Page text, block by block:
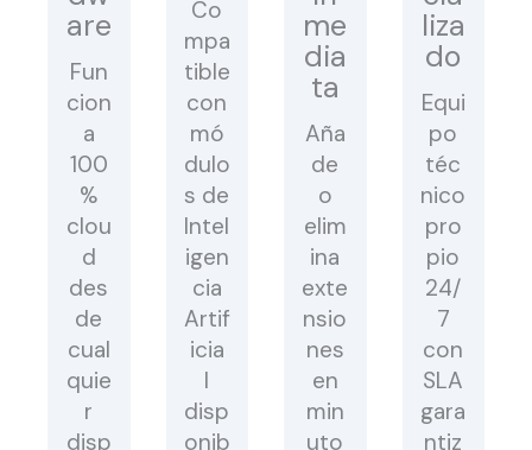
are
Fun
cion
a
100
%
clou
d
des
de
cual
quie
r
disp
Co
mpa
tible
con
mó
dulo
s de
Intel
igen
cia
Artif
icia
l
disp
onib
me
dia
ta
Aña
de
o
elim
ina
exte
nsio
nes
en
min
uto
liza
do
Equi
po
téc
nico
pro
pio
24/
7
con
SLA
gara
ntiz